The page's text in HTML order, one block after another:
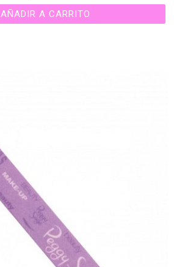
AÑADIR A CARRITO